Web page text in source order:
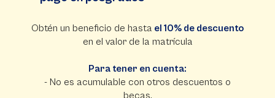
Obtén un beneficio de hasta el 10% de descuento
en el valor de la matrícula
Para tener en cuenta:
- No es acumulable con otros descuentos o
becas.